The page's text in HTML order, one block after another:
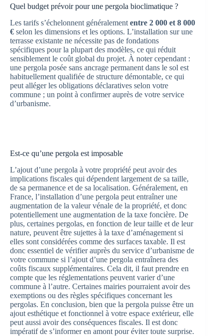
Quel budget prévoir pour une pergola bioclimatique ?
Les tarifs s’échelonnent généralement entre 2 000 et 8 000
€ selon les dimensions et les options. L’installation sur une
terrasse existante ne nécessite pas de fondations
spécifiques pour la plupart des modèles, ce qui réduit
sensiblement le coût global du projet. À noter cependant :
une pergola posée sans ancrage permanent dans le sol est
habituellement qualifiée de structure démontable, ce qui
peut alléger les obligations déclaratives selon votre
commune ; un point à confirmer auprès de votre service
d’urbanisme.
Est-ce qu’une pergola est imposable
L’ajout d’une pergola à votre propriété peut avoir des
implications fiscales qui dépendent largement de sa taille,
de sa permanence et de sa localisation. Généralement, en
France, l’installation d’une pergola peut entraîner une
augmentation de la valeur vénale de la propriété, et donc
potentiellement une augmentation de la taxe foncière. De
plus, certaines pergolas, en fonction de leur taille et de leur
nature, peuvent être sujettes à la taxe d’aménagement si
elles sont considérées comme des surfaces taxable. Il est
donc essentiel de vérifier auprès du service d’urbanisme de
votre commune si l’ajout d’une pergola entraînera des
coûts fiscaux supplémentaires. Cela dit, il faut prendre en
compte que les réglementations peuvent varier d’une
commune à l’autre. Certaines mairies pourraient avoir des
exemptions ou des règles spécifiques concernant les
pergolas. En conclusion, bien que la pergola puisse être un
ajout esthétique et fonctionnel à votre espace extérieur, elle
peut aussi avoir des conséquences fiscales. Il est donc
impératif de s’informer en amont pour éviter toute surprise.